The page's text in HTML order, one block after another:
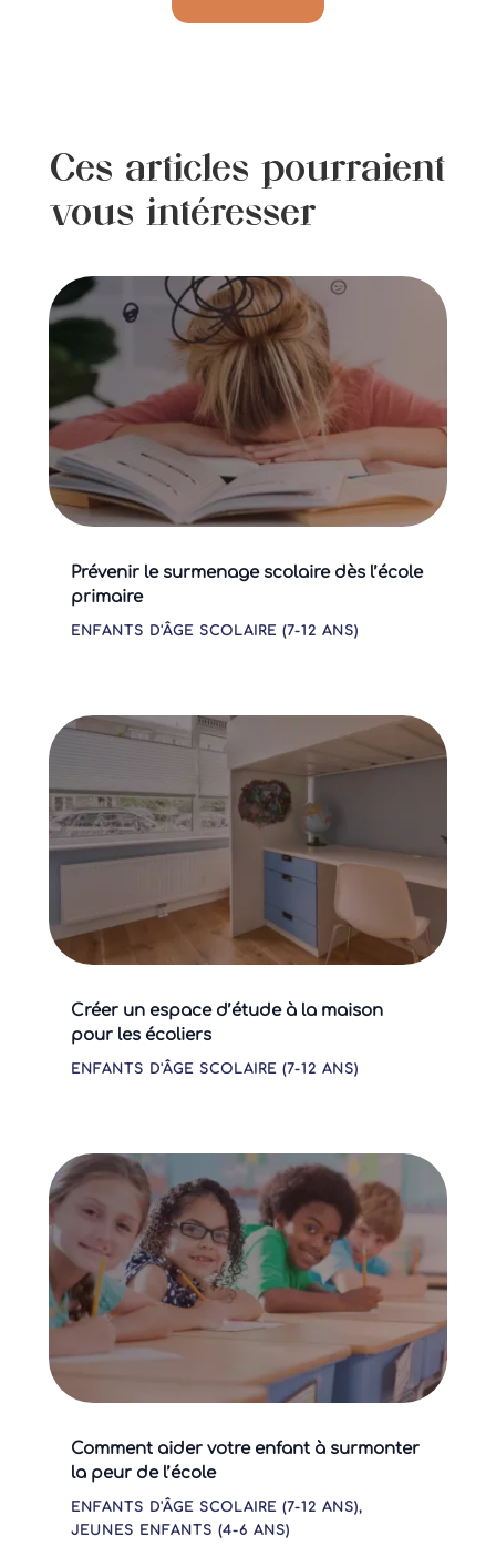
Ces articles pourraient
vous intéresser
Prévenir le surmenage scolaire dès l’école
primaire
ENFANTS D'ÂGE SCOLAIRE (7-12 ANS)
Créer un espace d’étude à la maison
pour les écoliers
ENFANTS D'ÂGE SCOLAIRE (7-12 ANS)
Comment aider votre enfant à surmonter
la peur de l’école
ENFANTS D'ÂGE SCOLAIRE (7-12 ANS),
JEUNES ENFANTS (4-6 ANS)